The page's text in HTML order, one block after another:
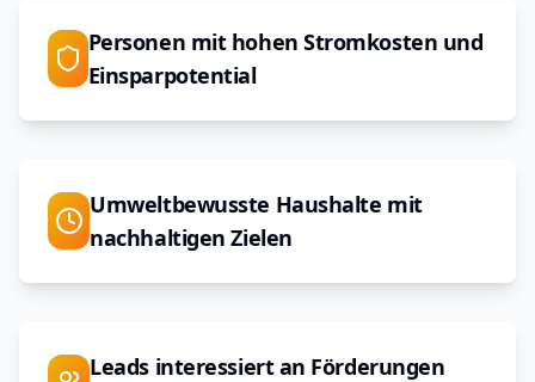
Personen mit hohen Stromkosten und
Einsparpotential
Umweltbewusste Haushalte mit
nachhaltigen Zielen
Leads interessiert an Förderungen